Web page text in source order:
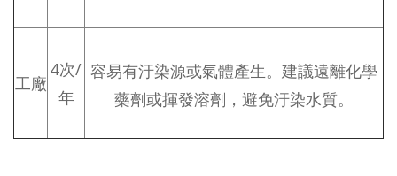
工廠
4次/
年
容易有汙染源或氣體產生。建議遠離化學
藥劑或揮發溶劑，避免汙染水質。